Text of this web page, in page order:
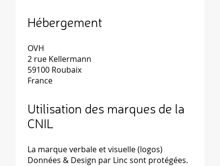
Hébergement
OVH
2 rue Kellermann
59100 Roubaix
France
Utilisation des marques de la
CNIL
La marque verbale et visuelle (logos)
Données & Design par Linc sont protégées.